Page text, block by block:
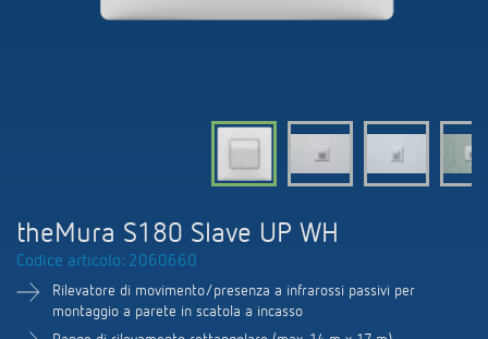
Regolazione del tempo e della luce
Le app di Theben
Relè passo-passo: l'illuminazione
Comunicati stampa
Portale BIM
Theben AG
Sostenibilità
Design
Vicino a voi. L'assistenza tecnica
Come raggiungerci
Distribuzione nel mondo
LUXORliving
theMura S180 Slave UP WH
Codice articolo: 2060660
Rilevatore di movimento/presenza a infrarossi passivi per
montaggio a parete in scatola a incasso